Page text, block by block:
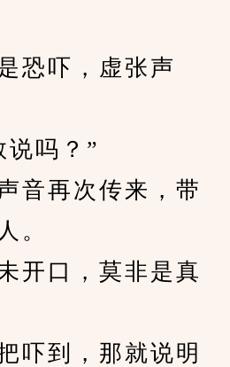
吓，虚张声
吗？”
再次传来，带
。
口，莫非是真
到，那就说明